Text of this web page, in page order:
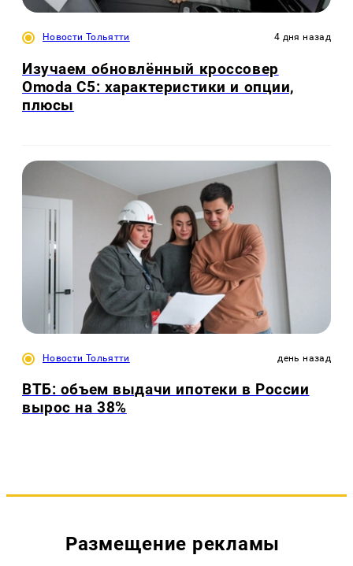
Новости Тольятти 4 дня назад
Изучаем обновлённый кроссовер
Omoda C5: характеристики и опции,
плюсы
Новости Тольятти день назад
ВТБ: объем выдачи ипотеки в России
вырос на 38%
Размещение рекламы